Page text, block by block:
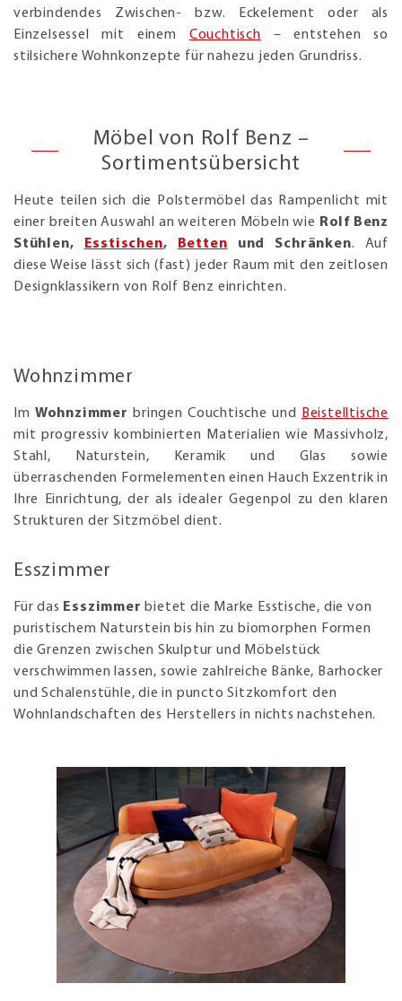
verbindendes Zwischen- bzw. Eckelement oder als
Einzelsessel mit einem Couchtisch – entstehen so
stilsichere Wohnkonzepte für nahezu jeden Grundriss.
Möbel von Rolf Benz –
Sortimentsübersicht
Heute teilen sich die Polstermöbel das Rampenlicht mit
einer breiten Auswahl an weiteren Möbeln wie Rolf Benz
Stühlen,
Esstischen, Betten und Schränken. Auf
diese Weise lässt sich (fast) jeder Raum mit den zeitlosen
Designklassikern von Rolf Benz einrichten.
Wohnzimmer
Im Wohnzimmer bringen Couchtische und
Beistelltische
mit progressiv kombinierten Materialien wie Massivholz,
Stahl, Naturstein, Keramik und Glas sowie
überraschenden Formelementen einen Hauch Exzentrik in
Ihre Einrichtung, der als idealer Gegenpol zu den klaren
Strukturen der Sitzmöbel dient.
Esszimmer
Für das Esszimmer bietet die Marke Esstische, die von
puristischem Naturstein bis hin zu biomorphen Formen
die Grenzen zwischen Skulptur und Möbelstück
verschwimmen lassen, sowie zahlreiche Bänke, Barhocker
und Schalenstühle, die in puncto Sitzkomfort den
Wohnlandschaften des Herstellers in nichts nachstehen.